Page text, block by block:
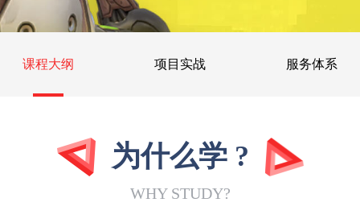
课程大纲 项目实战 服务体系
为什么学 ?
WHY STUDY?